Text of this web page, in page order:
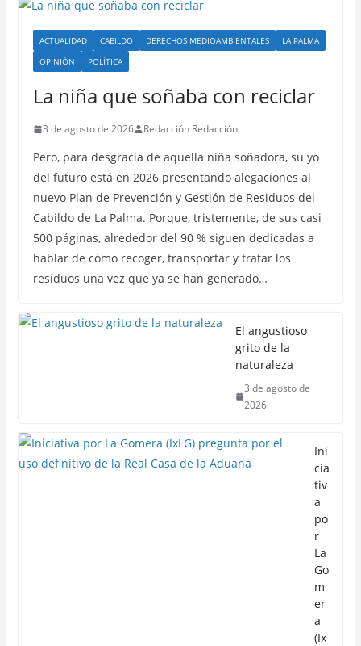
ACTUALIDAD CABILDO DERECHOS MEDIOAMBIENTALES
LA PALMA
OPINIÓN
POLÍTICA
La niña que soñaba con reciclar
3 de agosto de 2026 Redacción Redacción
Pero, para desgracia de aquella niña soñadora, su yo
del futuro está en 2026 presentando alegaciones al
nuevo Plan de Prevención y Gestión de Residuos del
Cabildo de La Palma. Porque, tristemente, de sus casi
500 páginas, alrededor del 90 % siguen dedicadas a
hablar de cómo recoger, transportar y tratar los
residuos una vez que ya se han generado…
El angustioso
grito de la
naturaleza
3 de agosto de
2026
Ini
cia
tiv
a
po
r
La
Go
m
er
a
(Ix